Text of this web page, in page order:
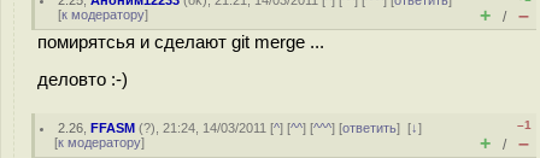
[к модератору] + / –
помирятсья и сделают git merge ...
деловто :-)
2.26 ,FFASM (?), 21:24, 14/03/2011 [^] [^^] [^^^] [ответить][↓]
[к модератору]
–1
+ / –